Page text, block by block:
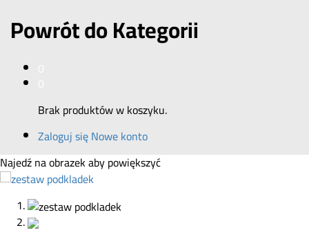
Powrót doKategorii
Brak produktów w koszyku.
Zaloguj sięNowe konto
Najedź na obrazek aby powiększyć